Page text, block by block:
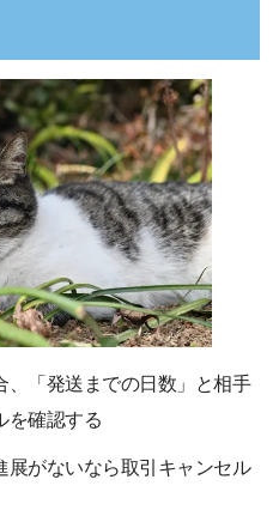
、「発送までの日数」と相手
を確認する
展がないなら取引キャンセル